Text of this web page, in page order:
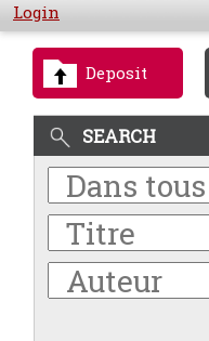
Login
Deposit
SEARCH